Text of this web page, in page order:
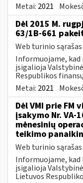
Metai: 2021
Dėl 2015 M.
63/1B-661
Web turinio sąrašas
Informuojame, kad
įsigalioja
Respublikos
Metai: 2021
Dėl VMI prie FM
įsakymo Nr.
mėnesinių
teikimo
Web turinio sąrašas
Informuojame,
įsigalioja
Lietuvos